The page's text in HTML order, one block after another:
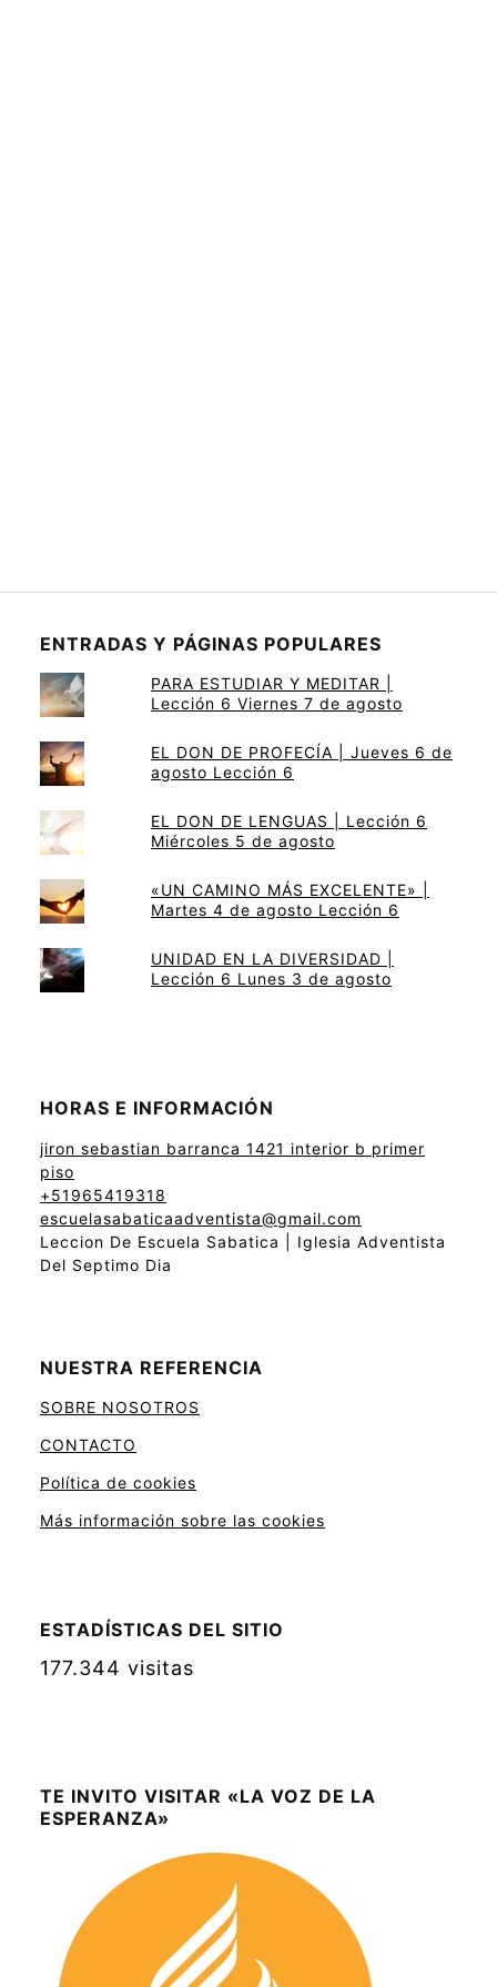
ENTRADAS Y PÁGINAS POPULARES
PARA ESTUDIAR Y MEDITAR |
Lección 6 Viernes 7 de agosto
EL DON DE PROFECÍA | Jueves 6 de
agosto Lección 6
EL DON DE LENGUAS | Lección 6
Miércoles 5 de agosto
«UN CAMINO MÁS EXCELENTE» |
Martes 4 de agosto Lección 6
UNIDAD EN LA DIVERSIDAD |
Lección 6 Lunes 3 de agosto
HORAS E INFORMACIÓN
jiron sebastian barranca 1421 interior b primer
piso
+51965419318
escuelasabaticaadventista@gmail.com
Leccion De Escuela Sabatica | Iglesia Adventista
Del Septimo Dia
NUESTRA REFERENCIA
SOBRE NOSOTROS
CONTACTO
Política de cookies
Más información sobre las cookies
ESTADÍSTICAS DEL SITIO
177.344 visitas
TE INVITO VISITAR «LA VOZ DE LA
ESPERANZA»